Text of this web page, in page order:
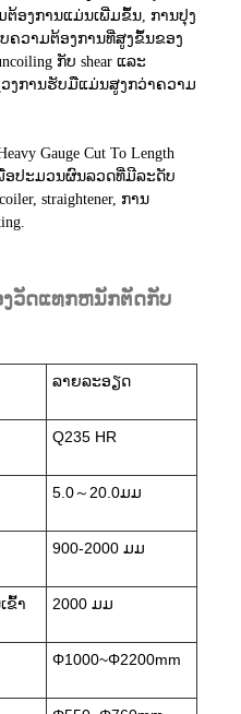
ມຕ້ອງການແມ່ນເພີ່ມຂຶ້ນ, ການປຸງ
ຄວາມຕ້ອງການທີ່ສູງຂຶ້ນຂອງ
ກັບ shear ແລະ
ວງການຮັບມືແມ່ນສູງກວ່າຄວາມ
Gauge Cut To Length
ອປະມວນຜົນລວດທີ່ມີລະດັບ
straightener, ການ
ງວັດແທກຫນັກຕັດກັບ
ລາຍລະອຽດ
Q235 HR
5.0～20.0ມມ
900-2000 ມມ
ຂົ້າ 2000 ມມ
Φ1000~Φ2200mm